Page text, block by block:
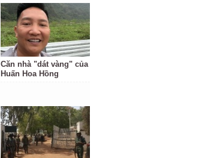
Căn nhà "dát vàng" của
Huấn Hoa Hồng